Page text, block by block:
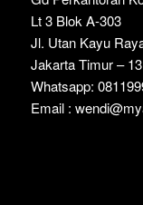
Lt 3 Blok A-303
Jl. Utan Kayu
Jakarta Timur –
Whatsapp:
Email :